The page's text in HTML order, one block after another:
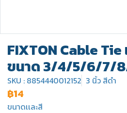
FIXTON Cable Tie
ขนาด 3/4/5/6/7/
SKU : 8854440012152 3 นิ้ว สีดำ
฿14
ขนาดเเละสี